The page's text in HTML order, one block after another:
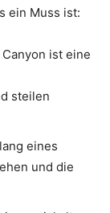
ein Muss ist:
Canyon ist eine
steilen
eines
und die